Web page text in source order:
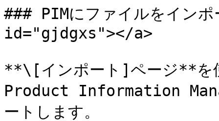
### PIMにファイルをイ
id="gjdgxs"></a>
**\[インポート]ページ**を
Product Information
ートします。